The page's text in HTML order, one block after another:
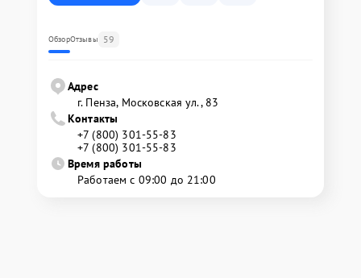
ОбзорОтзывы 59
Адрес
г. Пенза, Московская ул., 83
Контакты
+7 (800) 301-55-83
+7 (800) 301-55-83
Время работы
Работаем с 09:00 до 21:00